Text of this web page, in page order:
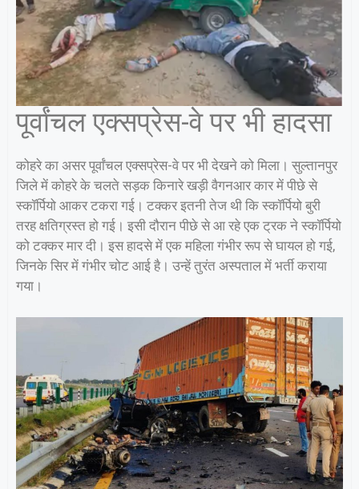
पूर्वांचल एक्सप्रेस-वे पर भी हादसा
कोहरे का असर पूर्वांचल एक्सप्रेस-वे पर भी देखने को मिला। सुल्तानपुर
जिले में कोहरे के चलते सड़क किनारे खड़ी वैगनआर कार में पीछे से
स्कॉर्पियो आकर टकरा गई। टक्कर इतनी तेज थी कि स्कॉर्पियो बुरी
तरह क्षतिग्रस्त हो गई। इसी दौरान पीछे से आ रहे एक ट्रक ने स्कॉर्पियो
को टक्कर मार दी। इस हादसे में एक महिला गंभीर रूप से घायल हो गई,
जिनके सिर में गंभीर चोट आई है। उन्हें तुरंत अस्पताल में भर्ती कराया
गया।